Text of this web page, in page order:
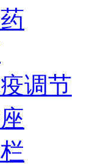
调节